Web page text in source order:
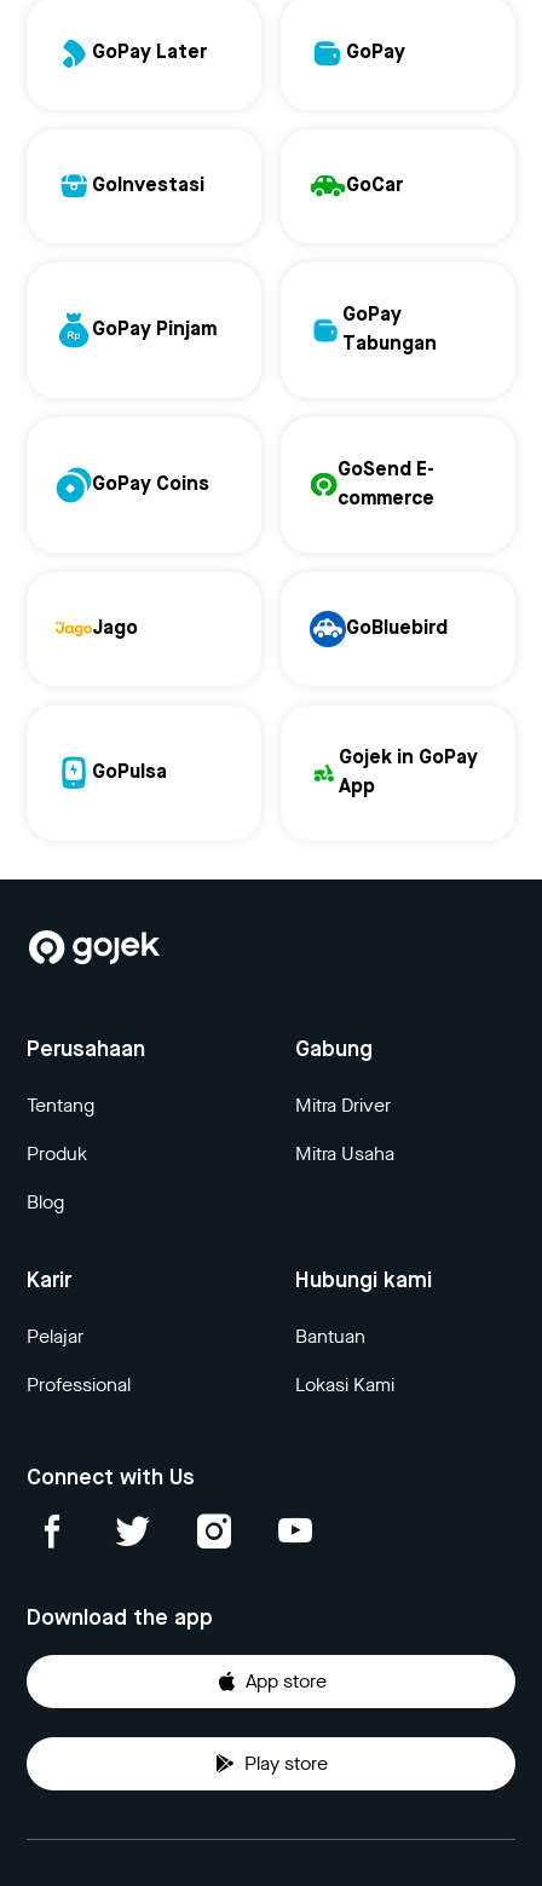
GoPay Later GoPay
GoInvestasi GoCar
GoPay Pinjam
GoPay
Tabungan
GoPay Coins
GoSend E-
commerce
Jago GoBluebird
GoPulsa
Gojek in GoPay
App
Perusahaan
Tentang
Produk
Blog
Gabung
Mitra Driver
Mitra Usaha
Karir
Pelajar
Professional
Hubungi kami
Bantuan
Lokasi Kami
Connect with Us
Download the app
App store
Play store